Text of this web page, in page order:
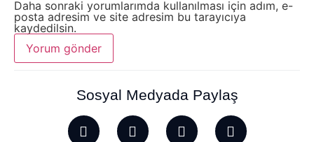
Daha sonraki yorumlarımda kullanılması için adım, e-
posta adresim ve site adresim bu tarayıcıya
kaydedilsin.
Sosyal Medyada Paylaş